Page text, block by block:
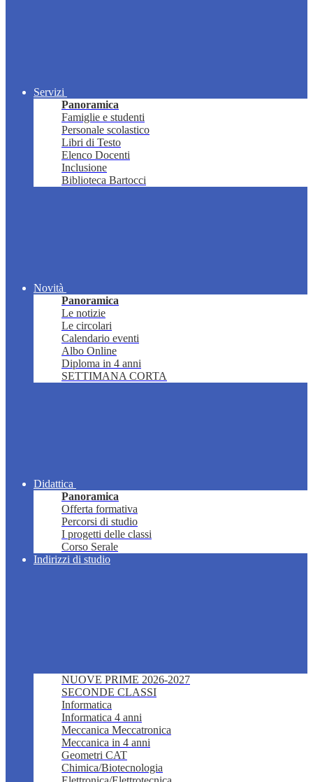
Servizi
Panoramica
Famiglie e studenti
Personale scolastico
Libri di Testo
Elenco Docenti
Inclusione
Biblioteca Bartocci
Novità
Panoramica
Le notizie
Le circolari
Calendario eventi
Albo Online
Diploma in 4 anni
SETTIMANA CORTA
Didattica
Panoramica
Offerta formativa
Percorsi di studio
I progetti delle classi
Corso Serale
Indirizzi di studio
NUOVE PRIME 2026-2027
SECONDE CLASSI
Informatica
Informatica 4 anni
Meccanica Meccatronica
Meccanica in 4 anni
Geometri CAT
Chimica/Biotecnologia